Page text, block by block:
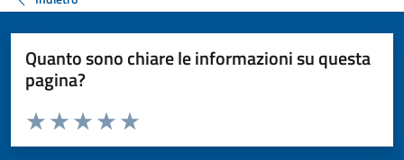
Quanto sono chiare le informazioni su questa
pagina?
Valuta da 1 a 5 stelle la pagina
Valuta 5 stelle su 5
Valuta 4 stelle su 5
Valuta 3 stelle su 5
Valuta 2 stelle su 5
Valuta 1 stelle su 5